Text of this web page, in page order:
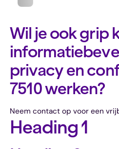
Wil je ook grip
privacy en
7510 werken?
Neem contact op voor een
Heading 1